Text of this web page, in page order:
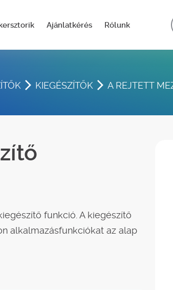
Ajánlatkérés Rólunk
KIEGÉSZÍTŐK A REJTETT
funkció. A kiegészítő
alkalmazásfunkciókat az alap